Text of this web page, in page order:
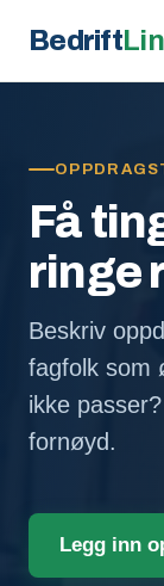
Bedrift
Få
ringe
Beskriv
fagfolk som
ikke
fornøyd.
Legg inn